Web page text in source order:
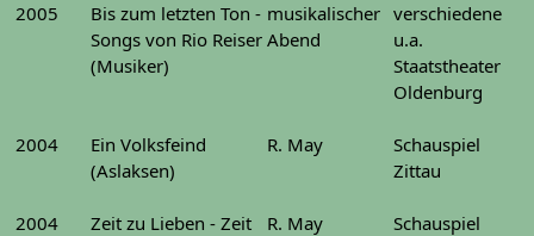
2005
Bis zum letzten Ton -
Songs von Rio Reiser
(Musiker)
musikalischer
Abend
verschiedene
u.a.
Staatstheater
Oldenburg
2004
Ein Volksfeind
(Aslaksen)
R. May
Schauspiel
Zittau
2004
Zeit zu Lieben - Zeit
R. May
Schauspiel